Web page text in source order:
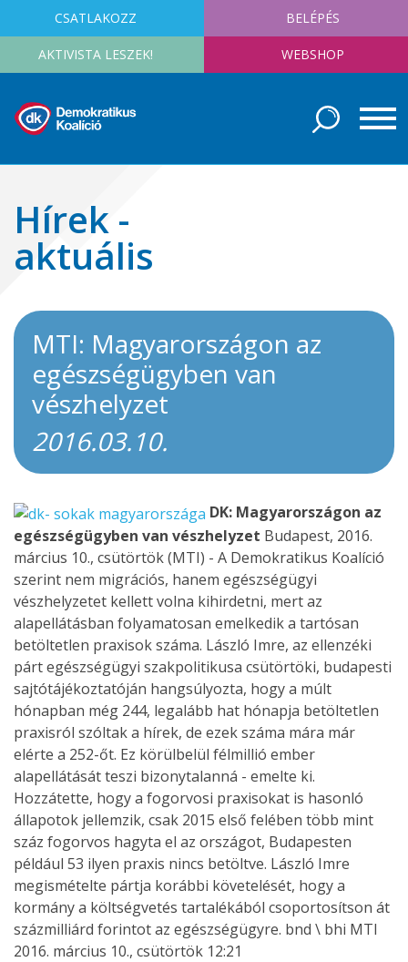
CSATLAKOZZ BELÉPÉS
AKTIVISTA LESZEK! WEBSHOP
Hírek -
aktuális
MTI: Magyarországon az
egészségügyben van
vészhelyzet
2016.03.10.
DK: Magyarországon az
egészségügyben van vészhelyzet Budapest, 2016.
március 10., csütörtök (MTI) - A Demokratikus Koalíció
szerint nem migrációs, hanem egészségügyi
vészhelyzetet kellett volna kihirdetni, mert az
alapellátásban folyamatosan emelkedik a tartósan
betöltetlen praxisok száma. László Imre, az ellenzéki
párt egészségügyi szakpolitikusa csütörtöki, budapesti
sajtótájékoztatóján hangsúlyozta, hogy a múlt
hónapban még 244, legalább hat hónapja betöltetlen
praxisról szóltak a hírek, de ezek száma mára már
elérte a 252-őt. Ez körülbelül félmillió ember
alapellátását teszi bizonytalanná - emelte ki.
Hozzátette, hogy a fogorvosi praxisokat is hasonló
állapotok jellemzik, csak 2015 első felében több mint
száz fogorvos hagyta el az országot, Budapesten
például 53 ilyen praxis nincs betöltve. László Imre
megismételte pártja korábbi követelését, hogy a
kormány a költségvetés tartalékából csoportosítson át
százmilliárd forintot az egészségügyre. bnd \ bhi MTI
2016. március 10., csütörtök 12:21